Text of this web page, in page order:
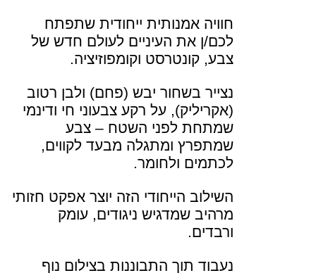
חוויה אמנותית ייחודית שתפתח
לכם/ן את העיניים לעולם חדש של
צבע, קונטרסט וקומפוזיציה.
נצייר בשחור יבש (פחם) ולבן רטוב
(אקריליק), על רקע צבעוני חי ודינמי
שמתחת לפני השטח – צבע
שמתפרץ ומתגלה מבעד לקווים,
לכתמים ולחומר.
השילוב הייחודי הזה יוצר אפקט חזותי
מרהיב שמדגיש ניגודים, עומק
ורבדים.
נעבוד תוך התבוננות בצילום נוף